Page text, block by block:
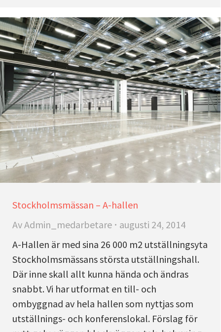
Stockholmsmässan – A-hallen
AvAdmin_medarbetare
augusti 24, 2014
A-Hallen är med sina 26 000 m2 utställningsyta
Stockholmsmässans största utställningshall.
Där inne skall allt kunna hända och ändras
snabbt. Vi har utformat en till- och
ombyggnad av hela hallen som nyttjas som
utställnings- och konferenslokal. Förslag för